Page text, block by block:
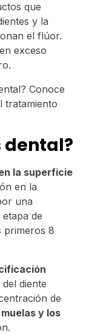
que
y la
el flúor.
exceso
Conoce
tratamiento
dental?
la superficie
en la
una
etapa de
primeros 8
diente
de
y los